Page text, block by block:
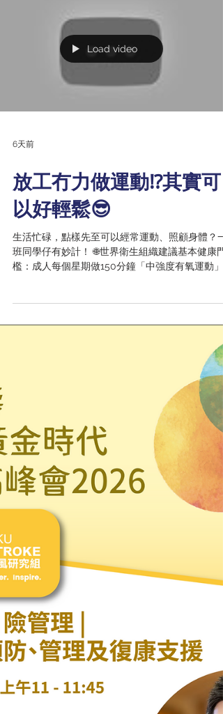
@goldenagefoundation
Load video
6天前
放工冇力做運動⁉️其實可
以好輕鬆😎
生活忙碌，點樣先至可以經常運動、照顧身體？一
班同學仔有妙計！ 🌐世界衛生組織建議基本健康門
檻：成人每個星期做150分鐘「中強度有氧運動」
動時，可以傾偈，唱唔到歌 有興趣了解更多有關
臨會展「黃金時代展」👍Hall 3FG, HKU Stroke 攤
https://stroke.med.hku.hk/post/gaes-2026 ❤️請
follow及熱切期待更多運動及健康相關資訊🏃
#GAES #預防中風 #簡單運動 #年輕中風
#goldenagefoundation #hkustroke #hkumed